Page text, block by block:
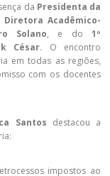
da Presidenta da
Diretora Acadêmico-
Solano, e do1º
César. O encontro
em todas as regiões,
com os docentes
Santos destacou a
impostos ao